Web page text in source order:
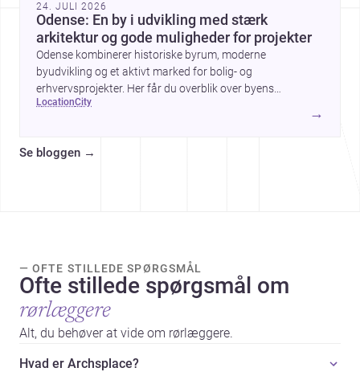
24. JULI 2026
Odense: En by i udvikling med stærk
arkitektur og gode muligheder for projekter
Odense kombinerer historiske byrum, moderne
byudvikling og et aktivt marked for bolig- og
erhvervsprojekter. Her får du overblik over byens
arkitektur, byggemæssige prisniveau og hvorfor byen er
interessant for dig, der planlægger at bygge, renovere eller
location city
→
Se bloggen →
— OFTE STILLEDE SPØRGSMÅL
Ofte stillede spørgsmål om
rørlæggere
Alt, du behøver at vide om rørlæggere.
Hvad er Archsplace?